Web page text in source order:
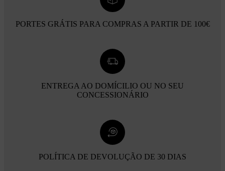
PORTES GRÁTIS PARA COMPRAS A PARTIR DE 100€
ENTREGA AO DOMÍCILIO OU NO SEU
CONCESSIONÁRIO
POLÍTICA DE DEVOLUÇÃO DE 30 DIAS